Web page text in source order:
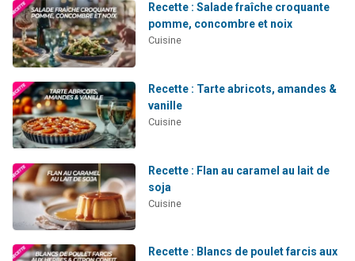
Recette : Salade fraîche croquante
pomme, concombre et noix
Cuisine
Recette : Tarte abricots, amandes &
vanille
Cuisine
Recette : Flan au caramel au lait de
soja
Cuisine
Recette : Blancs de poulet farcis aux